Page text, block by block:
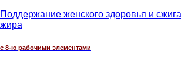
Поддержание женского здоровья и
жира
с 8-ю рабочими элементами